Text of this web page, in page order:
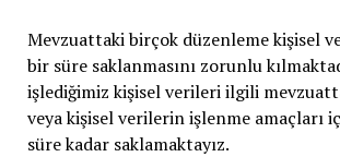
Mevzuattaki birçok düzenleme kişisel
bir süre saklanmasını zorunlu
işlediğimiz kişisel verileri ilgili
veya kişisel verilerin işlenme amaçları
süre kadar saklamaktayız.